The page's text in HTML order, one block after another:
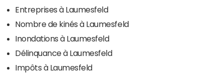
Entreprises à Laumesfeld
Nombre de kinés à Laumesfeld
Inondations à Laumesfeld
Délinquance à Laumesfeld
Impôts à Laumesfeld